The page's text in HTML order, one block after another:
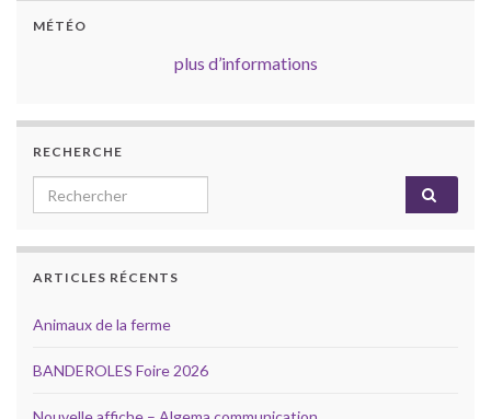
MÉTÉO
plus d’informations
RECHERCHE
Search for:
ARTICLES RÉCENTS
Animaux de la ferme
BANDEROLES Foire 2026